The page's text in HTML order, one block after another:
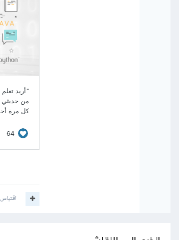
اقتباس